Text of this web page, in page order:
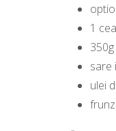
1
sare
ulei